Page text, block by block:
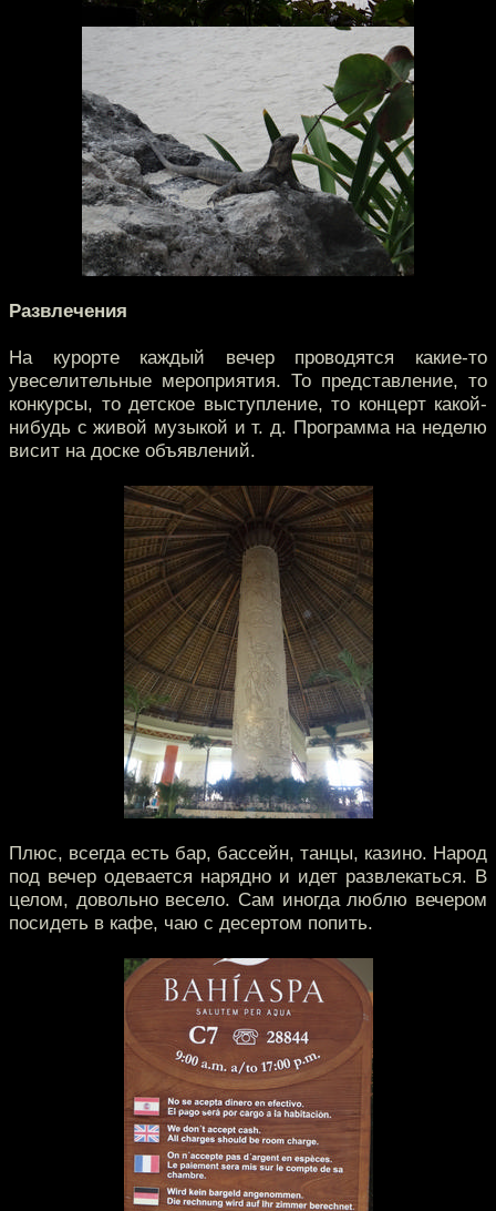
Развлечения
На курорте каждый вечер проводятся какие-то
увеселительные мероприятия. То представление, то
конкурсы, то детское выступление, то концерт какой-
нибудь с живой музыкой и т. д. Программа на неделю
висит на доске объявлений.
Плюс, всегда есть бар, бассейн, танцы, казино. Народ
под вечер одевается нарядно и идет развлекаться. В
целом, довольно весело. Сам иногда люблю вечером
посидеть в кафе, чаю с десертом попить.